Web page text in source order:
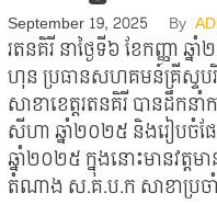
September 19, 2025 By
រតនគិរី​ នាថ្ងៃទី៦​ ខែកញ្ញា​
ហុន​ ប្រធានសហគមន៍គ្រីស្ទប
សាខាខេត្តរតនគិរី​ បានដឹកនាំ
សីហា​ ឆ្នាំ២០២៥​ និងរៀបចំផែ
ឆ្នាំ២០២៥​ ក្នុងនោះមានវត្ត
តំណាង​ ស.គ.ប.ក​ សាខាប្រច